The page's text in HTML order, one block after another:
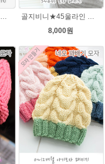
앤디98 모자뜨기★그레이스메리노울 털실 뜨개질 키즈 아기모자만들기 앤디모자
골지비니★45울라인 털실 모자뜨기 손뜨개질
8,000원